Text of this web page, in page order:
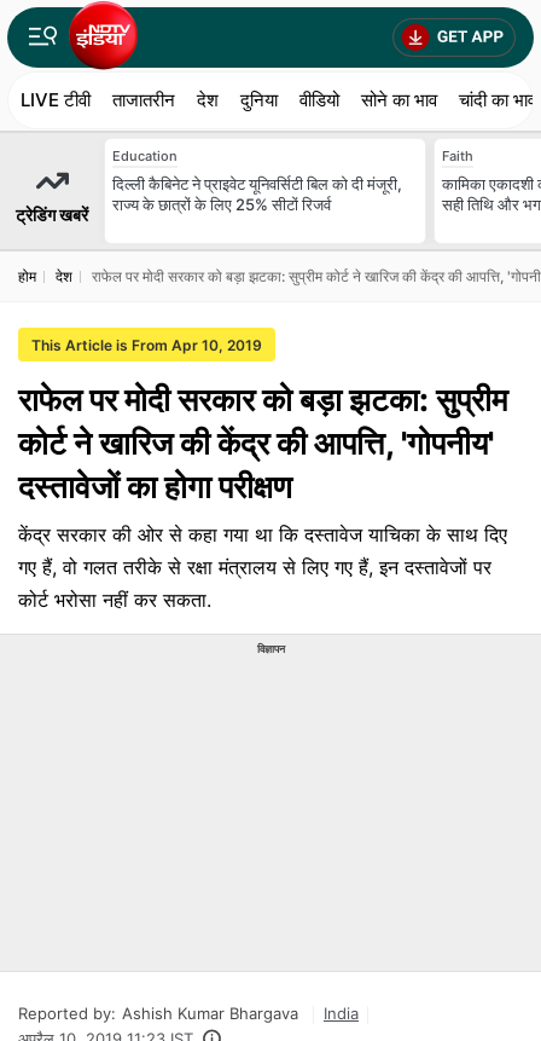
LIVE टीवी ताजातरीन देश दुनिया वीडियो सोने का भाव चांदी का भाव
ट्रेडिंग खबरें
Education
दिल्ली कैबिनेट ने प्राइवेट यूनिवर्सिटी बिल को दी मंजूरी,
राज्य के छात्रों के लिए 25% सीटों रिजर्व
Faith
कामिका
सही तिथि और
होम देश राफेल पर मोदी सरकार को बड़ा झटका: सुप्रीम कोर्ट ने खारिज की केंद्र की आपत्ति,
This Article is From Apr 10, 2019
राफेल पर मोदी सरकार को बड़ा झटका: सुप्रीम
कोर्ट ने खारिज की केंद्र की आपत्ति, 'गोपनीय'
दस्तावेजों का होगा परीक्षण
केंद्र सरकार की ओर से कहा गया था कि दस्तावेज याचिका के साथ दिए
गए हैं, वो गलत तरीके से रक्षा मंत्रालय से लिए गए हैं, इन दस्तावेजों पर
कोर्ट भरोसा नहीं कर सकता.
विज्ञापन
Reported by: Ashish Kumar Bhargava
India